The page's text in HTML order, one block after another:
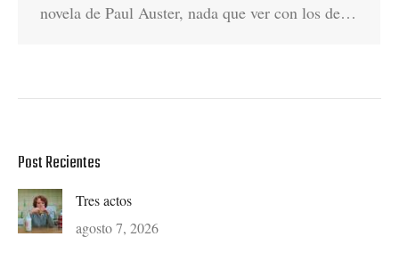
novela de Paul Auster, nada que ver con los de…
Post Recientes
Tres actos
agosto 7, 2026